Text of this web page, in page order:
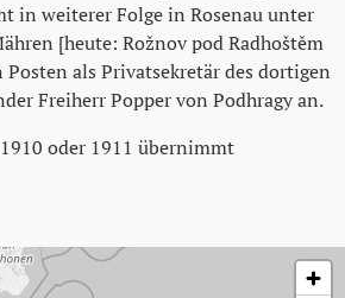
in weiterer Folge in Rosenau unter
[heute: Rožnov pod Radhoštěm
als Privatsekretär des dortigen
Freiherr Popper von Podhragy an.
oder 1911 übernimmt